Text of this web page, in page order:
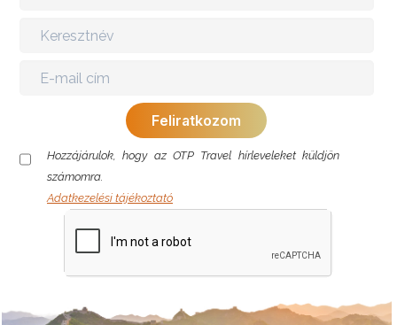
Hozzájárulok, hogy az OTP Travel hírleveleket küldjön
számomra.
Adatkezelési tájékoztató